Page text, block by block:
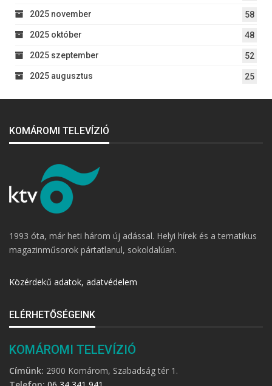
2025 november 58
2025 október 48
2025 szeptember 52
2025 augusztus 25
KOMÁROMI TELEVÍZIÓ
1993 óta, már heti három új adással. Helyi hírek és a tematikus
magazinműsorok pártatlanul, sokoldalúan.
Közérdekű adatok, adatvédelem
ELÉRHETŐSÉGEINK
KOMÁROMI TELEVÍZIÓ
Címünk: 2900 Komárom, Szabadság tér 1.